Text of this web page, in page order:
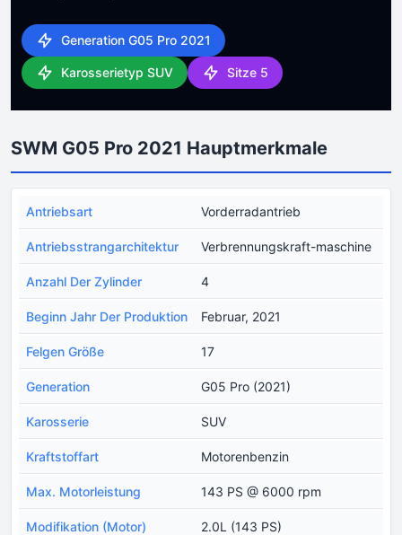
Generation G05 Pro 2021
Karosserietyp SUV Sitze 5
SWM G05 Pro 2021 Hauptmerkmale
Antriebsart Vorderradantrieb
Antriebsstrangarchitektur Verbrennungskraft-maschine
Anzahl Der Zylinder 4
Beginn Jahr Der Produktion Februar, 2021
Felgen Größe 17
Generation G05 Pro (2021)
Karosserie SUV
Kraftstoffart Motorenbenzin
Max. Motorleistung 143 PS @ 6000 rpm
Modifikation (Motor) 2.0L (143 PS)